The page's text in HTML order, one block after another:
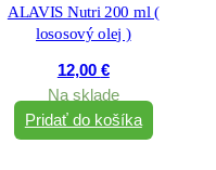
ALAVIS Nutri 200 ml (
lososový olej )
12,00 €
Na sklade
Pridať do košíka